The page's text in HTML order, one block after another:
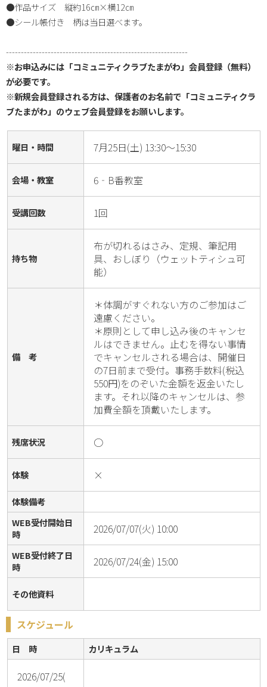
●作品サイズ　縦約16㎝×横12㎝
●シール帳付き　柄は当日選べます。
-------------------------------------------------------------
※お申込みには「コミュニティクラブたまがわ」会員登録（無料）
が必要です。
※新規会員登録される方は、保護者のお名前で「コミュニティクラ
ブたまがわ」のウェブ会員登録をお願いします。
曜日・時間 7月25日(土) 13:30～15:30
会場・教室 6‐B番教室
受講回数 1回
持ち物
布が切れるはさみ、定規、筆記用
具、おしぼり（ウェットティシュ可
能）
備 考
＊体調がすぐれない方のご参加はご
遠慮ください。
＊原則として申し込み後のキャンセ
ルはできません。止むを得ない事情
でキャンセルされる場合は、開催日
の7日前まで受付。事務手数料(税込
550円)をのぞいた金額を返金いたし
ます。それ以降のキャンセルは、参
加費全額を頂戴いたします。
残席状況 ○
体験 ×
体験備考
WEB受付開始日
時
2026/07/07(火) 10:00
WEB受付終了日
時
2026/07/24(金) 15:00
その他資料
スケジュール
日 時 カリキュラム
2026/07/25(